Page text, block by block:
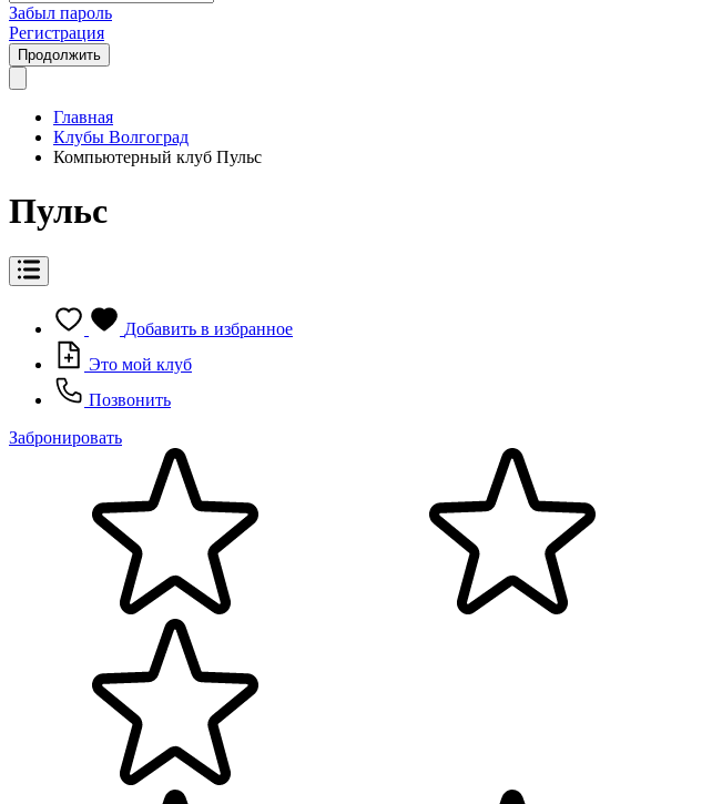
Забыл пароль
Регистрация
Продолжить
Главная
Клубы Волгоград
Компьютерный клуб Пульс
Пульс
Добавить в избранное
Это мой клуб
Позвонить
Забронировать